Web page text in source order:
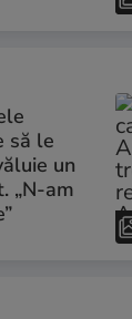
să le
un
„N-am